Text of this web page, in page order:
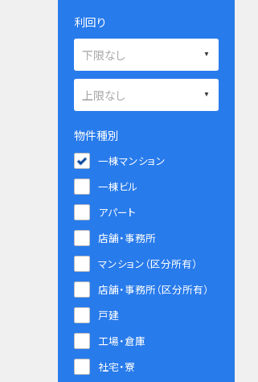
利回り
物件種別
一棟マンション
一棟ビル
アパート
店舗・事務所
マンション（区分所有）
店舗・事務所（区分所有）
戸建
工場・倉庫
社宅・寮